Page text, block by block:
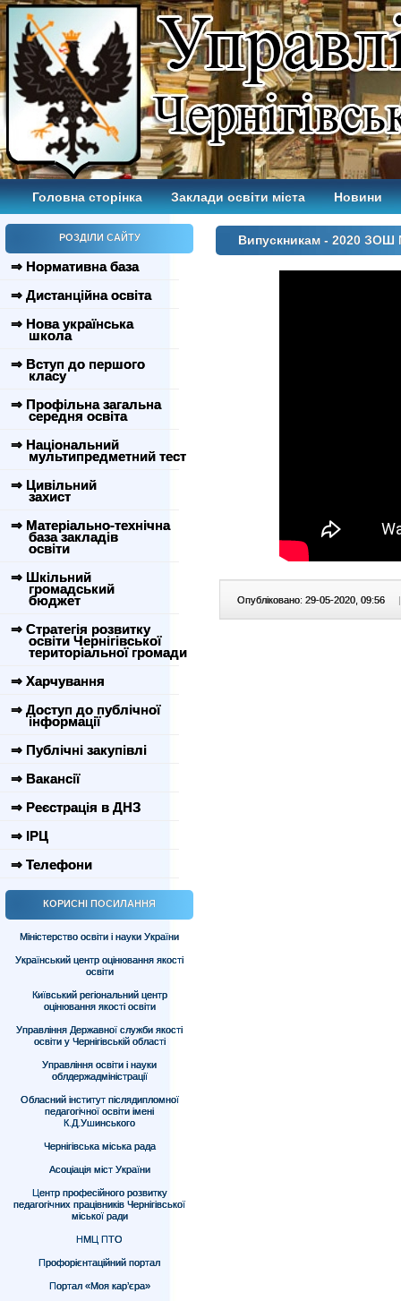
Головна сторінка Заклади освіти міста Новини
РОЗДІЛИ САЙТУ
⇒ Нормативна база
⇒ Дистанційна освіта
⇒ Нова українська
школа
⇒ Вступ до першого
класу
⇒ Профільна загальна
середня освіта
⇒ Національний
мультипредметний тест
⇒ Цивільний
захист
⇒ Матеріально-технічна
база закладів
освіти
⇒ Шкільний
громадський
бюджет
⇒ Стратегія розвитку
освіти Чернігівської
територіальної громади
⇒ Харчування
⇒ Доступ до публічної
інформації
⇒ Публічні закупівлі
⇒ Вакансії
⇒ Реєстрація в ДНЗ
⇒ ІРЦ
⇒ Телефони
КОРИСНІ ПОСИЛАННЯ
Міністерство освіти і науки України
Український центр оцінювання якості
освіти
Київський регіональний центр
оцінювання якості освіти
Управління Державної служби якості
освіти у Чернігівській області
Управління освіти і науки
облдержадміністрації
Обласний інститут післядипломної
педагогічної освіти імені
К.Д.Ушинського
Чернігівська міська рада
Асоціація міст України
Центр професійного розвитку
педагогічних працівників Чернігівської
міської ради
НМЦ ПТО
Профорієнтаційний портал
Портал «Моя кар’єра»
Випускникам - 2020
Опубліковано: 29-05-2020, 09:56 |